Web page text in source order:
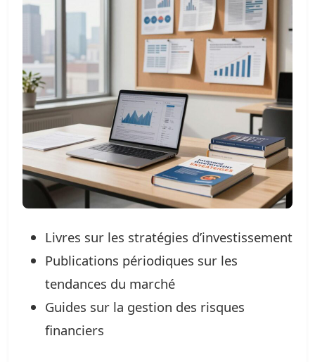
Livres sur les stratégies d’investissement
Publications périodiques sur les
tendances du marché
Guides sur la gestion des risques
financiers